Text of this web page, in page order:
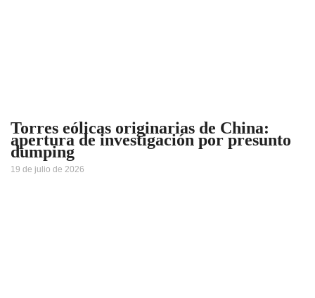
Torres eólicas originarias de China:
apertura de investigación por presunto
dumping
19 de julio de 2026